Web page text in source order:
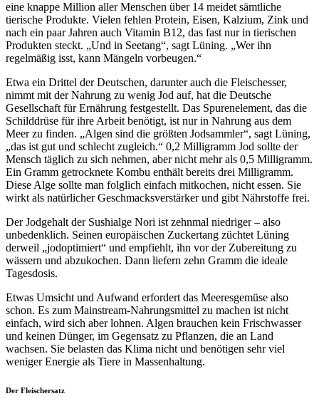
eine knappe Million aller Menschen über 14 meidet sämtliche
tierische Produkte. Vielen fehlen Protein, Eisen, Kalzium, Zink und
nach ein paar Jahren auch Vitamin B12, das fast nur in tierischen
Produkten steckt. „Und in Seetang“, sagt Lüning. „Wer ihn
regelmäßig isst, kann Mängeln vorbeugen.“
Etwa ein Drittel der Deutschen, darunter auch die Fleischesser,
nimmt mit der Nahrung zu wenig Jod auf, hat die Deutsche
Gesellschaft für Ernährung festgestellt. Das Spurenelement, das die
Schilddrüse für ihre Arbeit benötigt, ist nur in Nahrung aus dem
Meer zu finden. „Algen sind die größten Jodsammler“, sagt Lüning,
„das ist gut und schlecht zugleich.“ 0,2 Milligramm Jod sollte der
Mensch täglich zu sich nehmen, aber nicht mehr als 0,5 Milligramm.
Ein Gramm getrocknete Kombu enthält bereits drei Milligramm.
Diese Alge sollte man folglich einfach mitkochen, nicht essen. Sie
wirkt als natürlicher Geschmacksverstärker und gibt Nährstoffe frei.
Der Jodgehalt der Sushialge Nori ist zehnmal niedriger – also
unbedenklich. Seinen europäischen Zuckertang züchtet Lüning
derweil „jod­optimiert“ und empfiehlt, ihn vor der Zubereitung zu
wässern und abzukochen. Dann liefern zehn Gramm die ideale
Tagesdosis.
Etwas Umsicht und Aufwand erfordert das Meeresgemüse also
schon. Es zum Mainstream-Nahrungsmittel zu machen ist nicht
einfach, wird sich aber lohnen. Algen brauchen kein Frisch­wasser
und keinen Dünger, im Gegensatz zu Pflanzen, die an Land
wachsen. Sie belasten das Klima nicht und benötigen sehr viel
weniger Energie als Tiere in Massenhaltung.
Der Fleischersatz